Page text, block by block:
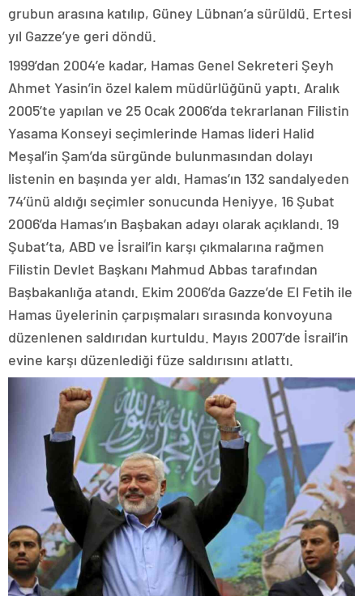
grubun arasına katılıp, Güney Lübnan’a sürüldü. Ertesi
yıl Gazze’ye geri döndü.
1999’dan 2004’e kadar, Hamas Genel Sekreteri Şeyh
Ahmet Yasin’in özel kalem müdürlüğünü yaptı. Aralık
2005’te yapılan ve 25 Ocak 2006’da tekrarlanan Filistin
Yasama Konseyi seçimlerinde Hamas lideri Halid
Meşal’in Şam’da sürgünde bulunmasından dolayı
listenin en başında yer aldı. Hamas’ın 132 sandalyeden
74’ünü aldığı seçimler sonucunda Heniyye, 16 Şubat
2006’da Hamas’ın Başbakan adayı olarak açıklandı. 19
Şubat’ta, ABD ve İsrail’in karşı çıkmalarına rağmen
Filistin Devlet Başkanı Mahmud Abbas tarafından
Başbakanlığa atandı. Ekim 2006’da Gazze’de El Fetih ile
Hamas üyelerinin çarpışmaları sırasında konvoyuna
düzenlenen saldırıdan kurtuldu. Mayıs 2007’de İsrail’in
evine karşı düzenlediği füze saldırısını atlattı.